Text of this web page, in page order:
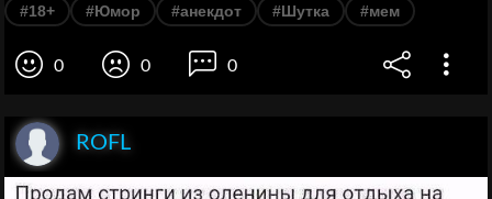
#18+ #Юмор #анекдот #Шутка #мем
0 0 0
ROFL